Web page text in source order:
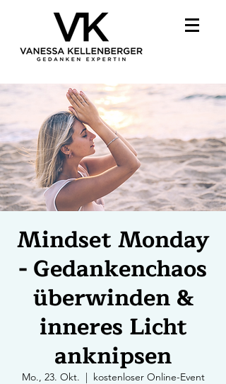
Mindset Monday
- Gedankenchaos
überwinden &
inneres Licht
anknipsen
Mo., 23. Okt.
  |
kostenloser Online-Event